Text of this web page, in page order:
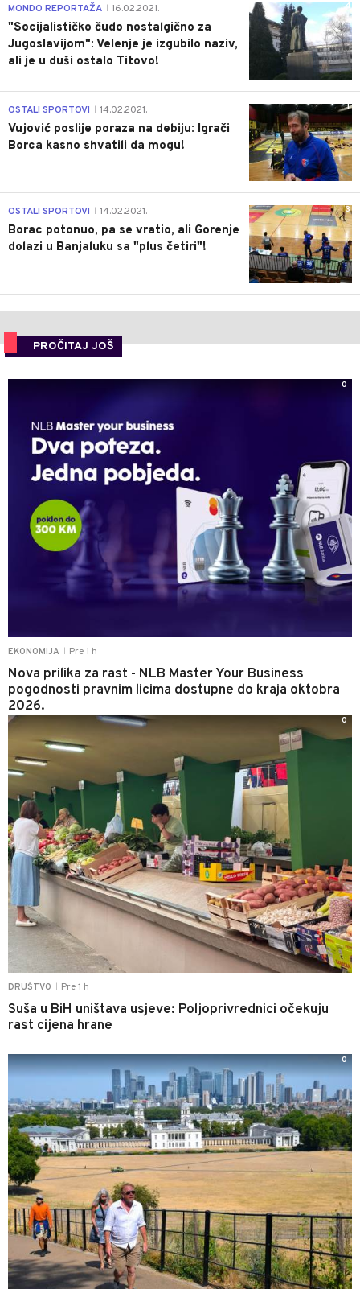
4
MONDO REPORTAŽA 16.02.2021.
"Socijalističko čudo nostalgično za
Jugoslavijom": Velenje je izgubilo naziv,
ali je u duši ostalo Titovo!
1
OSTALI SPORTOVI 14.02.2021.
Vujović poslije poraza na debiju: Igrači
Borca kasno shvatili da mogu!
3
OSTALI SPORTOVI 14.02.2021.
Borac potonuo, pa se vratio, ali Gorenje
dolazi u Banjaluku sa "plus četiri"!
PROČITAJ JOŠ
EKONOMIJA Pre 1 h
Nova prilika za rast - NLB Master Your Business
pogodnosti pravnim licima dostupne do kraja oktobra
2026.
0
DRUŠTVO Pre 1 h
Suša u BiH uništava usjeve: Poljoprivrednici očekuju
rast cijena hrane
0
0